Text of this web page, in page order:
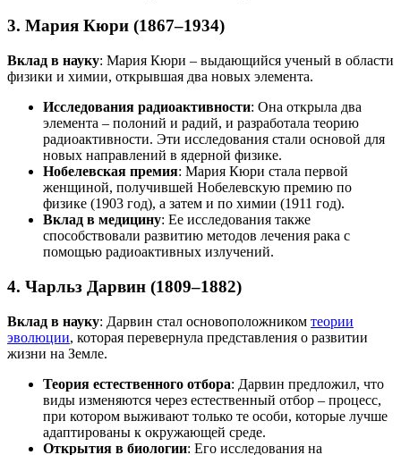
3. Мария Кюри (1867–1934)
Вклад в науку: Мария Кюри – выдающийся ученый в области
физики и химии, открывшая два новых элемента.
Исследования радиоактивности: Она открыла два
элемента – полоний и радий, и разработала теорию
радиоактивности. Эти исследования стали основой для
новых направлений в ядерной физике.
Нобелевская премия: Мария Кюри стала первой
женщиной, получившей Нобелевскую премию по
физике (1903 год), а затем и по химии (1911 год).
Вклад в медицину: Ее исследования также
способствовали развитию методов лечения рака с
помощью радиоактивных излучений.
4. Чарльз Дарвин (1809–1882)
Вклад в науку: Дарвин стал основоположником теории
эволюции, которая перевернула представления о развитии
жизни на Земле.
Теория естественного отбора: Дарвин предложил, что
виды изменяются через естественный отбор – процесс,
при котором выживают только те особи, которые лучше
адаптированы к окружающей среде.
Открытия в биологии: Его исследования на